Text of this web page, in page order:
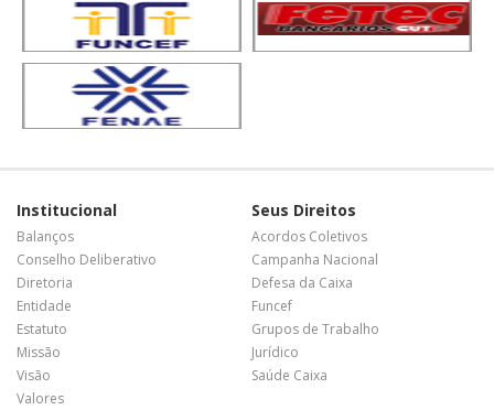
Institucional
Balanços
Conselho Deliberativo
Diretoria
Entidade
Estatuto
Missão
Visão
Valores
Seus Direitos
Acordos Coletivos
Campanha Nacional
Defesa da Caixa
Funcef
Grupos de Trabalho
Jurídico
Saúde Caixa